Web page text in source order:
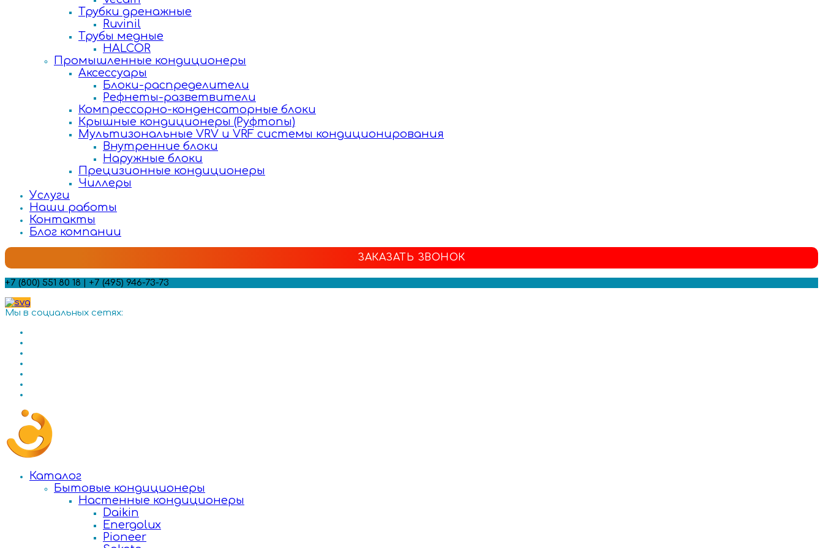
Трубки дренажные
Ruvinil
Трубы медные
HALCOR
Промышленные кондиционеры
Аксессуары
Блоки-распределители
Рефнеты-разветвители
Компрессорно-конденсаторные блоки
Крышные кондиционеры (Руфтопы)
Мультизональные VRV и VRF системы кондиционирования
Внутренние блоки
Наружные блоки
Прецизионные кондиционеры
Чиллеры
Услуги
Наши работы
Контакты
Блог компании
ЗАКАЗАТЬ ЗВОНОК
+7 (800) 551 80 18 | +7 (495) 946-73-73
Мы в социальных сетях:
Каталог
Бытовые кондиционеры
Настенные кондиционеры
Daikin
Energolux
Pioneer